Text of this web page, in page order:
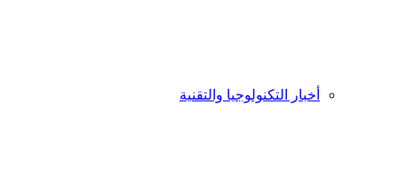
أخبار التكنولوجيا والتقنية